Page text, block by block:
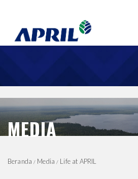
MEDIA
Beranda Media Life at APRIL